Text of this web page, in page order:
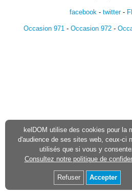
facebook- twitter-
Occasion 971 - Occasion 972 -
kelDOM utilise des cookies pour la
d'audience de ses sites web, ceux-ci
utilisés que si vous y
Consultez notre politique de
Refuser Accepter